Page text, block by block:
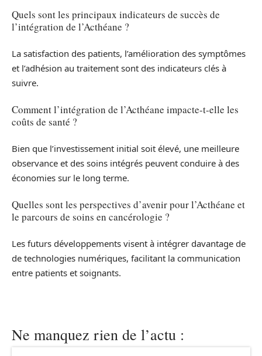
Quels sont les principaux indicateurs de succès de
l’intégration de l’Acthéane ?
La satisfaction des patients, l’amélioration des symptômes
et l’adhésion au traitement sont des indicateurs clés à
suivre.
Comment l’intégration de l’Acthéane impacte-t-elle les
coûts de santé ?
Bien que l’investissement initial soit élevé, une meilleure
observance et des soins intégrés peuvent conduire à des
économies sur le long terme.
Quelles sont les perspectives d’avenir pour l’Acthéane et
le parcours de soins en cancérologie ?
Les futurs développements visent à intégrer davantage de
de technologies numériques, facilitant la communication
entre patients et soignants.
Ne manquez rien de l’actu :